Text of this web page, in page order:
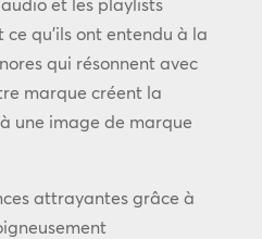
qu’ils ont entendu à la
qui résonnent avec
marque créent la
une image de marque
attrayantes grâce à